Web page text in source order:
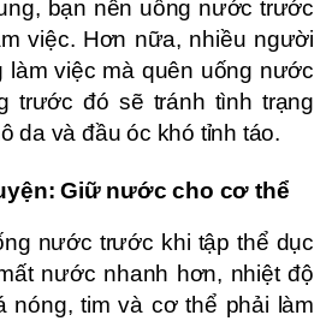
bạn nên uống nước trước
việc. Hơn nữa, nhiều người
làm việc mà quên uống nước
trước đó sẽ tránh tình trạng
da và đầu óc khó tỉnh táo.
Giữ nước cho cơ thể
nước trước khi tập thể dục
nước nhanh hơn, nhiệt độ
nóng, tim và cơ thể phải làm